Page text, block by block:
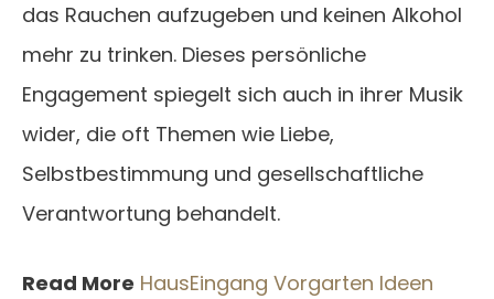
das Rauchen aufzugeben und keinen Alkohol
mehr zu trinken. Dieses persönliche
Engagement spiegelt sich auch in ihrer Musik
wider, die oft Themen wie Liebe,
Selbstbestimmung und gesellschaftliche
Verantwortung behandelt.
Read More HausEingang Vorgarten Ideen